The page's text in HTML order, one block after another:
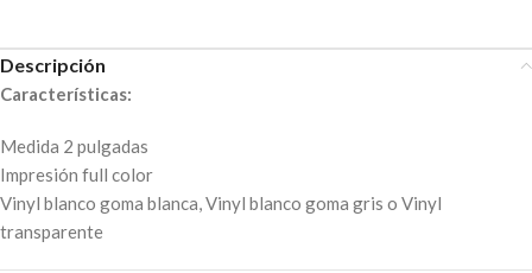
Descripción
Características:
Medida 2 pulgadas
Impresión full color
Vinyl blanco goma blanca, Vinyl blanco goma gris o Vinyl
transparente